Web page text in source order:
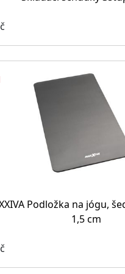
Podložka na jógu,
1,5 cm